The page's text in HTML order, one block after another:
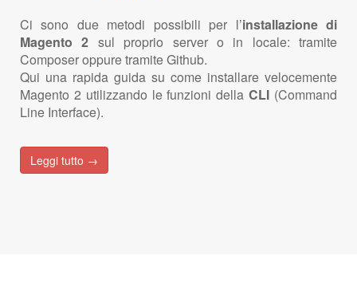
Ci sono due metodi possibili per l’installazione di
Magento 2 sul proprio server o in locale: tramite
Composer oppure tramite Github.
Qui una rapida guida su come installare velocemente
Magento 2 utilizzando le funzioni dellaCLI (Command
Line Interface).
Leggi tutto →